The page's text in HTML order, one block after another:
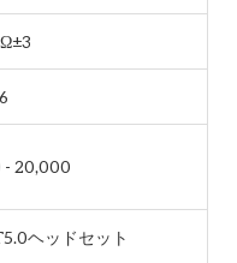
- 20,000
ヘッドセット